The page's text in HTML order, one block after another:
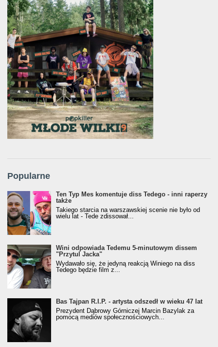
Popularne
Ten Typ Mes komentuje diss Tedego - inni raperzy
także
Takiego starcia na warszawskiej scenie nie było od
wielu lat - Tede zdissował...
Wini odpowiada Tedemu 5-minutowym dissem
"Przytul Jacka"
Wydawało się, że jedyną reakcją Winiego na diss
Tedego będzie film z...
Bas Tajpan R.I.P. - artysta odszedł w wieku 47 lat
Prezydent Dąbrowy Górniczej Marcin Bazylak za
pomocą mediów społecznościowych...